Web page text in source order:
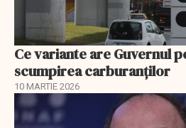
Ce variante are Guvernul
scumpirea carburanților
10 MARTIE 2026